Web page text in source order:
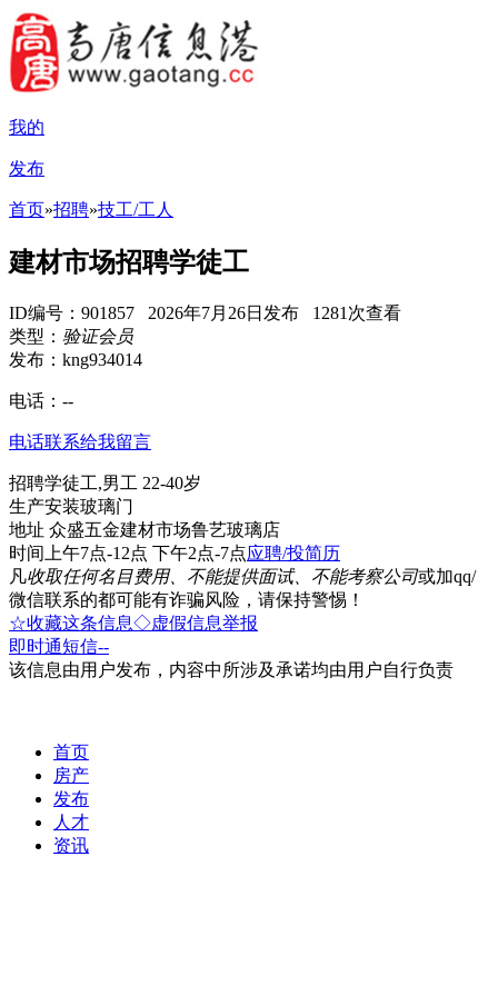
我的
发布
首页»招聘»技工/工人
建材市场招聘学徒工
ID编号：901857 2026年7月26日发布 1281次查看
类型： 验证会员
发布：kng934014
电话： --
电话联系给我留言
招聘学徒工,男工 22-40岁
生产安装玻璃门
地址 众盛五金建材市场鲁艺玻璃店
时间上午7点-12点 下午2点-7点应聘/投简历
凡收取任何名目费用、不能提供面试、不能考察公司或加qq/
微信联系的都可能有诈骗风险，请保持警惕！
☆收藏这条信息◇虚假信息举报
即时通短信--
该信息由用户发布，内容中所涉及承诺均由用户自行负责
首页
房产
发布
人才
资讯